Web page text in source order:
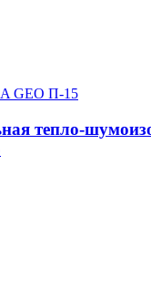
тепло-